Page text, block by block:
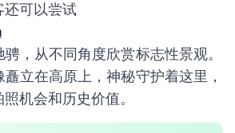
还可以尝试
骋，从不同角度欣赏标志性景观。
立在高原上，神秘守护着这里，
机会和历史价值。